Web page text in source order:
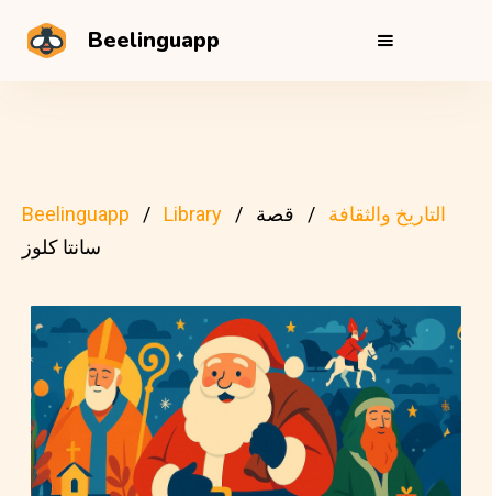
Beelinguapp
Beelinguapp Library التاريخ والثقافة
قصة
سانتا كلوز